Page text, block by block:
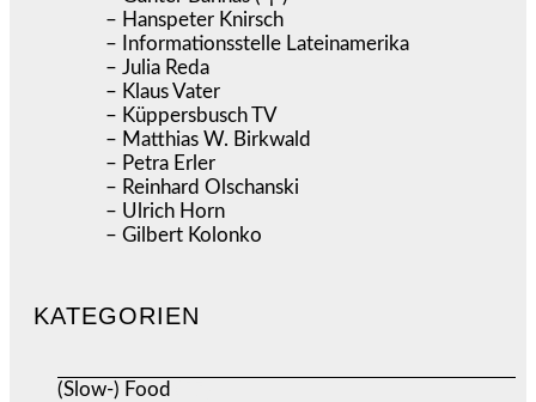
– Hanspeter Knirsch
– Informationsstelle Lateinamerika
– Julia Reda
– Klaus Vater
– Küppersbusch TV
– Matthias W. Birkwald
– Petra Erler
– Reinhard Olschanski
– Ulrich Horn
– Gilbert Kolonko
KATEGORIEN
(Slow-) Food